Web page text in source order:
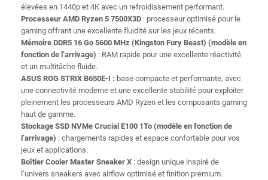
élevées en 1440p et 4K avec un refroidissement performant.
Processeur AMD Ryzen 5 7500X3D : processeur optimisé pour le
gaming offrant une excellente fluidité sur les jeux récents.
Mémoire DDR5 16 Go 5600 MHz (Kingston Fury Beast) (modèle en
fonction de l’arrivage) : RAM rapide pour une excellente réactivité
et un multitâche fluide.
ASUS ROG STRIX B650E-I : base compacte et performante, avec
une connectivité moderne et une excellente stabilité pour exploiter
pleinement les processeurs AMD Ryzen et les composants gaming
haut de gamme.
Stockage SSD NVMe Crucial E100 1To (modèle en fonction de
l’arrivage) : chargements rapides et espace confortable pour vos
jeux et applications.
Boîtier Cooler Master Sneaker X : design unique inspiré de
l’univers sneakers avec airflow optimisé et finition premium.